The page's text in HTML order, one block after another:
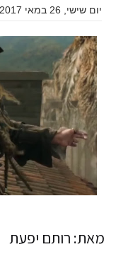
יום שישי, 26 במאי 2017
מאת: רותם יפעת